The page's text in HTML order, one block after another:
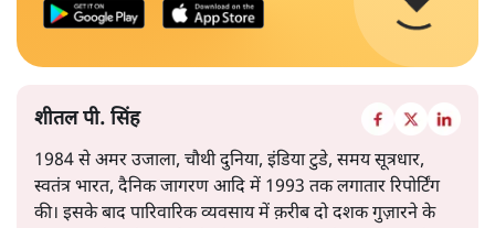
शीतल पी. सिंह
1984 से अमर उजाला, चौथी दुनिया, इंडिया टुडे, समय सूत्रधार,
स्वतंत्र भारत, दैनिक जागरण आदि में 1993 तक लगातार रिपोर्टिंग
की। इसके बाद पारिवारिक व्यवसाय में क़रीब दो दशक गुज़ारने के